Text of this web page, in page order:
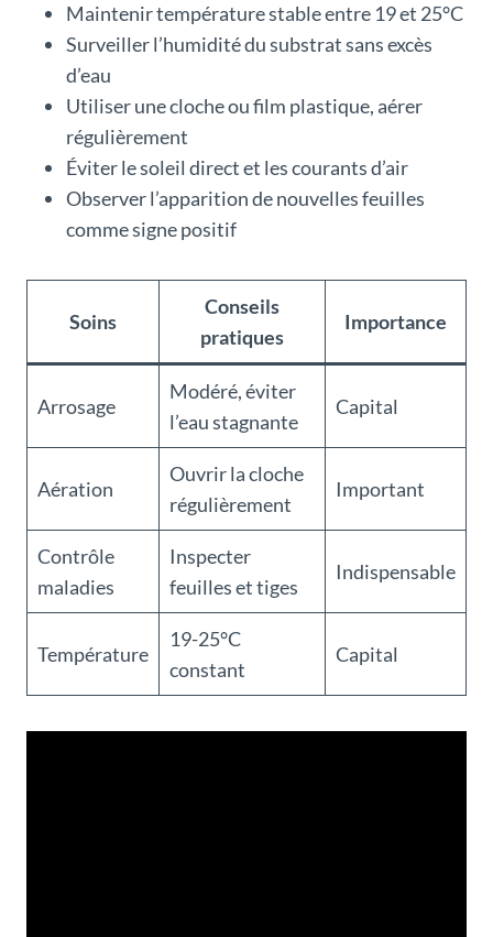
Maintenir température stable entre 19 et 25°C
Surveiller l’humidité du substrat sans excès
d’eau
Utiliser une cloche ou film plastique, aérer
régulièrement
Éviter le soleil direct et les courants d’air
Observer l’apparition de nouvelles feuilles
comme signe positif
Soins
Conseils
pratiques
Importance
Arrosage
Modéré, éviter
l’eau stagnante
Capital
Aération
Ouvrir la cloche
régulièrement
Important
Contrôle
maladies
Inspecter
feuilles et tiges
Indispensable
Température
19-25°C
constant
Capital